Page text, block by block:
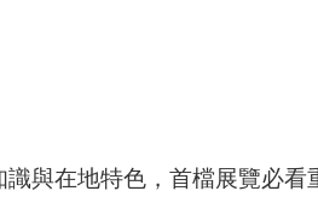
與在地特色，首檔展覽必看